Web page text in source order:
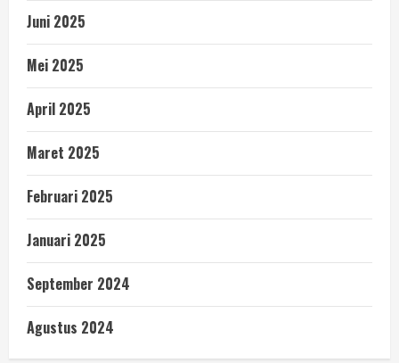
Juni 2025
Mei 2025
April 2025
Maret 2025
Februari 2025
Januari 2025
September 2024
Agustus 2024